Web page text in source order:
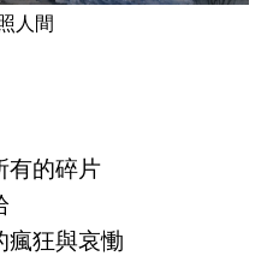
人間
有的碎片
瘋狂與哀慟